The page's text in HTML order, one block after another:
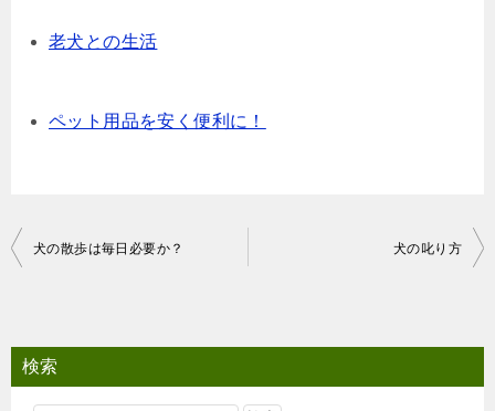
老犬との生活
ペット用品を安く便利に！
投
ビ
ゲ
犬の散歩は毎日必要か？ 犬の叱り方
検索